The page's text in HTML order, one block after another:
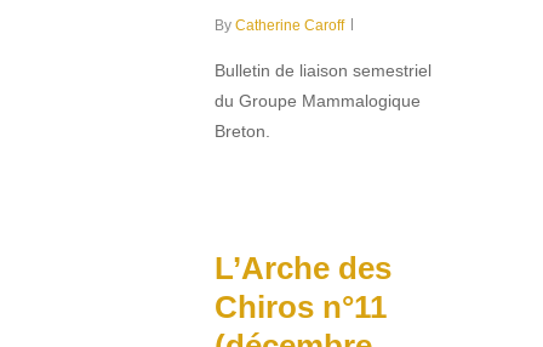
By Catherine Caroff
Bulletin de liaison semestriel
du Groupe Mammalogique
Breton.
L’Arche des
Chiros n°11